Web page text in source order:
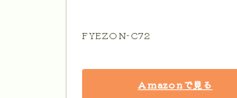
FYEZON-C72
Amazonで見る